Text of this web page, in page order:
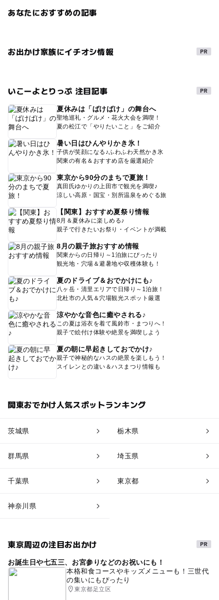
あなたにおすすめの記事
お出かけ家族にイチオシ情報
いこーよとりっぷ 注目記事
夏休みは「ばけばけ」の舞台へ
聖地巡礼・グルメ・花火大会を満喫！
夏の松江で「やりたいこと」をご紹介
暑い日はひんやりかき氷！
子供が笑顔になる♪ふわふわ天然かき氷
関東の有名＆おすすめ店を厳選紹介
東京から90分のまちで夏旅！
真田氏ゆかりの上田市で観光を満喫♪
涼しい高原・国宝・別所温泉をめぐる旅
【関東】おすすめ夏祭り情報
8月＆夏休みに楽しめる♪
親子で行きたいお祭り・イベントが満載
8月の親子旅おすすめ情報
関東からの日帰り～1泊旅にぴったり
観光地・穴場＆避暑地や収穫体験も！
夏のドライブ＆おでかけにも♪
八ヶ岳・清里エリアで日帰り～1泊旅！
北杜市の人気＆穴場観光スポット厳選
涼やかな音色に癒やされる♪
この夏は浴衣を着て風鈴市・まつりへ！
親子で絵付け体験や絶景を満喫しよう
夏の朝に早起きしておでかけ♪
親子で神秘的なハスの絶景を楽しもう！
スイレンとの違い＆ハスまつり情報も
関東おでかけ人気スポットランキング
茨城県 栃木県
群馬県 埼玉県
千葉県 東京都
神奈川県
東京周辺の注目お出かけ
お誕生日や七五三、お宮参りなどのお祝いにも！
本格和食コースやキッズメニューも！三世代
の集いにもぴったり
東京都足立区